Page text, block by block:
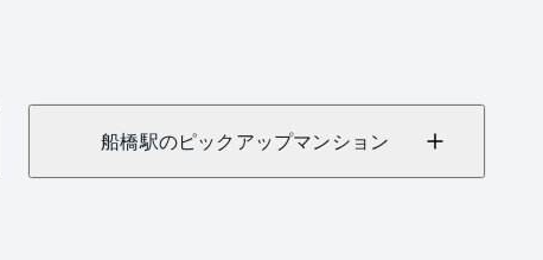
船橋駅のピックアップマンション